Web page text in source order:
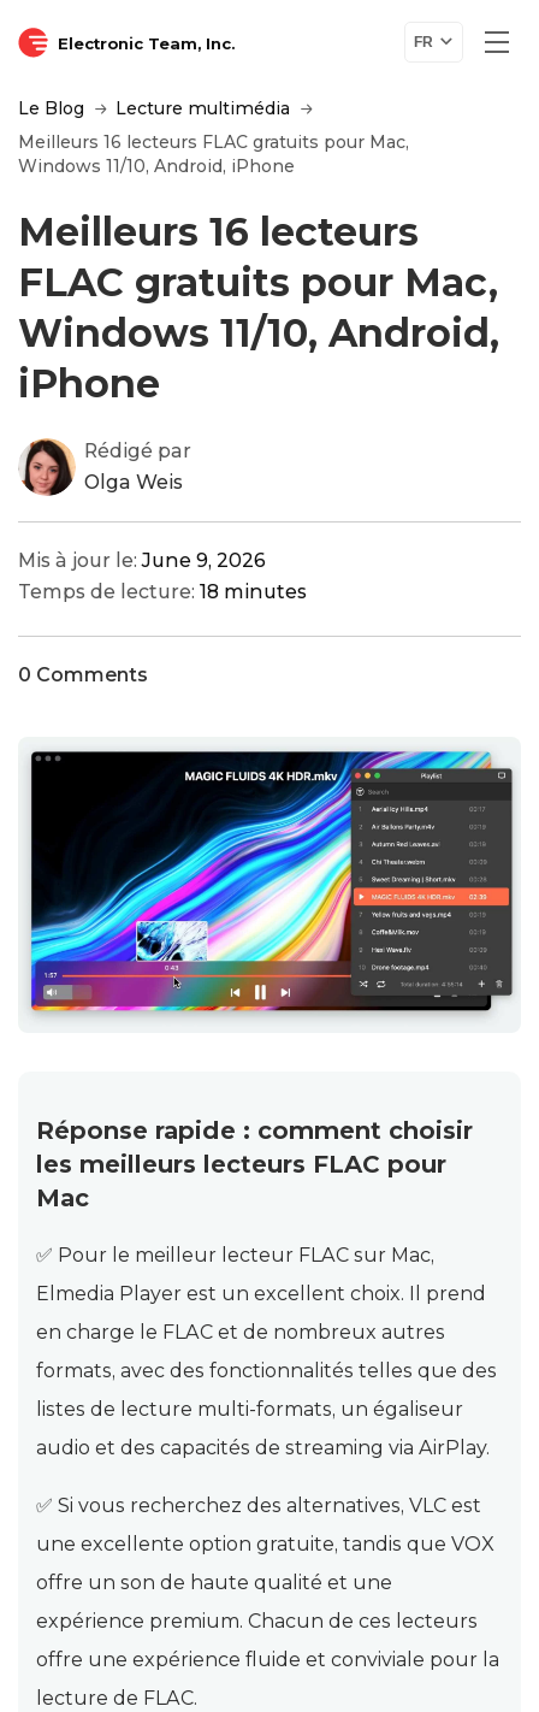
Electronic Team, Inc. FR
Le Blog
Lecture multimédia
Meilleurs 16 lecteurs FLAC gratuits pour Mac,
Windows 11/10, Android, iPhone
Meilleurs 16 lecteurs
FLAC gratuits pour Mac,
Windows 11/10, Android,
iPhone
Rédigé par
Olga Weis
Mis à jour le:June 9, 2026
Temps de lecture: 18 minutes
0 Comments
Réponse rapide : comment choisir
les meilleurs lecteurs FLAC pour
Mac
✅ Pour le meilleur lecteur FLAC sur Mac,
Elmedia Player est un excellent choix. Il prend
en charge le FLAC et de nombreux autres
formats, avec des fonctionnalités telles que des
listes de lecture multi-formats, un égaliseur
audio et des capacités de streaming via AirPlay.
✅ Si vous recherchez des alternatives, VLC est
une excellente option gratuite, tandis que VOX
offre un son de haute qualité et une
expérience premium. Chacun de ces lecteurs
offre une expérience fluide et conviviale pour la
lecture de FLAC.